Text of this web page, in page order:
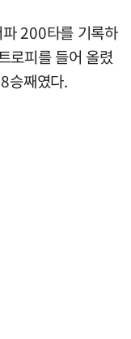
200타를 기록하
로피를 들어 올렸
승째였다.